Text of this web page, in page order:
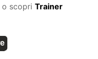
o scopriTrainer